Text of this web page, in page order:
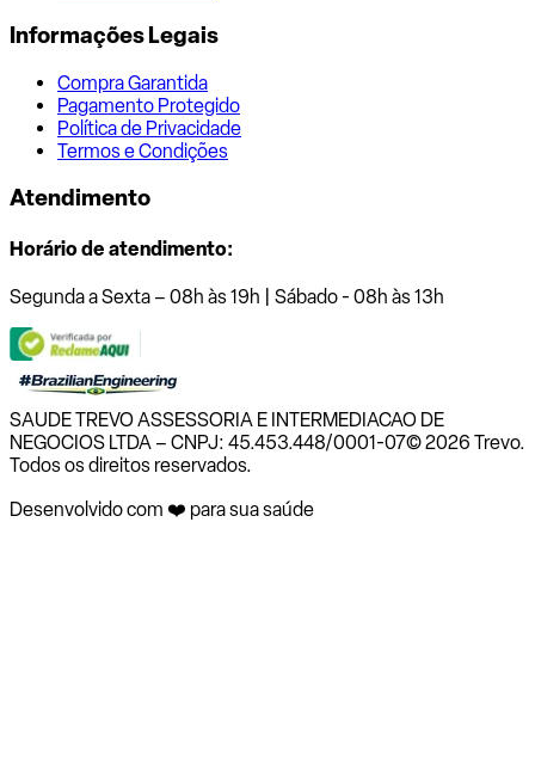
Informações Legais
Compra Garantida
Pagamento Protegido
Política de Privacidade
Termos e Condições
Atendimento
Horário de atendimento:
Segunda a Sexta – 08h às 19h | Sábado - 08h às 13h
SAUDE TREVO ASSESSORIA E INTERMEDIACAO DE
NEGOCIOS LTDA – CNPJ: 45.453.448/0001-07© 2026 Trevo.
Todos os direitos reservados.
Desenvolvido com ❤️ para sua saúde